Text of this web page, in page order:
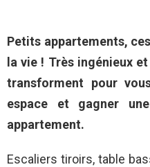
Petits appartements,
la vie ! Très ingénieux
transforment pour
espace et gagner
appartement.
Escaliers tiroirs, table